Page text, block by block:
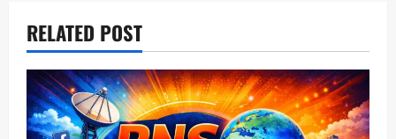
RELATED POST